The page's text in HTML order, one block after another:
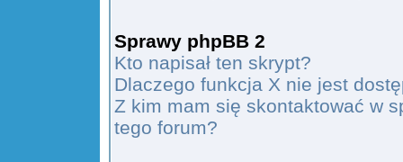
Sprawy phpBB 2
Kto napisał ten skrypt?
Dlaczego funkcja X nie jest
Z kim mam się skontaktować w
tego forum?